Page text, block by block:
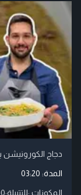
دجاج الكورونيشن
المدة: 03:20